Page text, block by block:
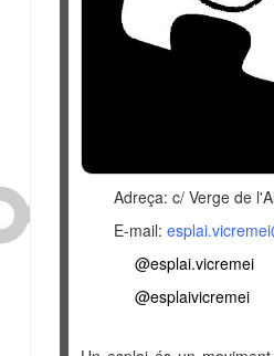
Adreça: c/ Verge de
E-mail:
@esplai.vicremei
@esplaivicremei